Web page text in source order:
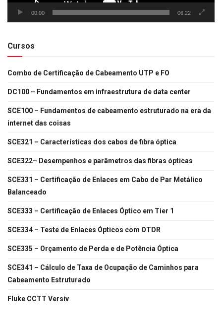
00:00 06:22
Cursos
Combo de Certificação de Cabeamento UTP e FO
DC100 – Fundamentos em infraestrutura de data center
SCE100 – Fundamentos de cabeamento estruturado na era da
internet das coisas
SCE321 – Características dos cabos de fibra óptica
SCE322– Desempenhos e parâmetros das fibras ópticas
SCE331 – Certificação de Enlaces em Cabo de Par Metálico
Balanceado
SCE333 – Certificação de Enlaces Óptico em Tier 1
SCE334 – Teste de Enlaces Ópticos com OTDR
SCE335 – Orçamento de Perda e de Potência Óptica
SCE341 – Cálculo de Taxa de Ocupação de Caminhos para
Cabeamento Estruturado
Fluke CCTT Versiv